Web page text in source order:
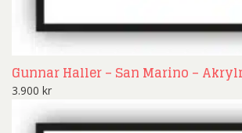
Gunnar Haller – San Marino –
3.900 kr